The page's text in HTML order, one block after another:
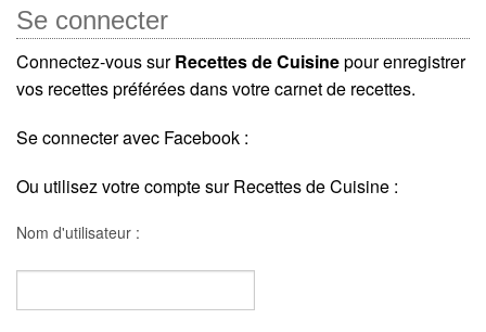
Se connecter
Connectez-vous surRecettes de Cuisinepour enregistrer
vos recettes préférées dans votre carnet de recettes.
Se connecter avec Facebook :
Ou utilisez votre compte sur Recettes de Cuisine :
Nom d'utilisateur :